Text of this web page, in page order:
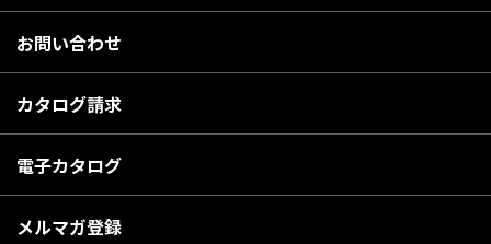
お問い合わせ
カタログ請求
電子カタログ
メルマガ登録